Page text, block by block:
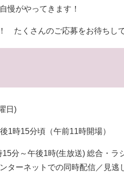
慢がやってきます！
たくさんのご応募をお待ちして
日)
1時15分頃（午前11時開場）
分～午後1時(生放送) 総合・ラ
ターネットでの同時配信／見逃